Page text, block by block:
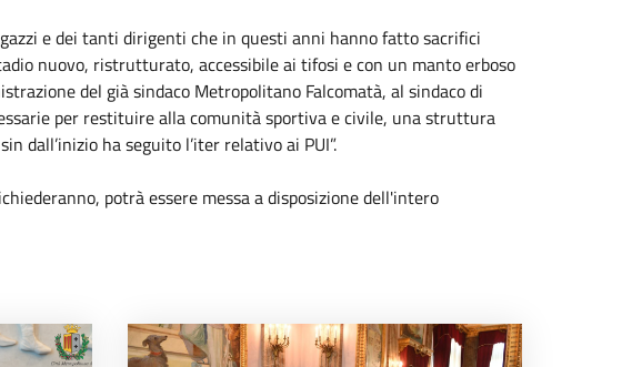
e dei tanti dirigenti che in questi anni hanno fatto sacrifici
nuovo, ristrutturato, accessibile ai tifosi e con un manto erboso
del già sindaco Metropolitano Falcomatà, al sindaco di
per restituire alla comunità sportiva e civile, una struttura
dall’inizio ha seguito l’iter relativo ai PUI”.
potrà essere messa a disposizione dell'intero